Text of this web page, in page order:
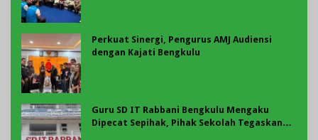
Perkuat Sinergi, Pengurus AMJ Audiensi
dengan Kajati Bengkulu
Guru SD IT Rabbani Bengkulu Mengaku
Dipecat Sepihak, Pihak Sekolah Tegaskan